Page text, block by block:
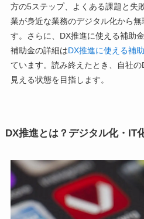
方の5ステップ、よくある課題と失
業が身近な業務のデジタル化から
す。さらに、DX推進に使える補助
補助金の詳細はDX推進に使える補
ています。読み終えたとき、自社
見える状態を目指します。
DX推進とは？デジタル化・IT